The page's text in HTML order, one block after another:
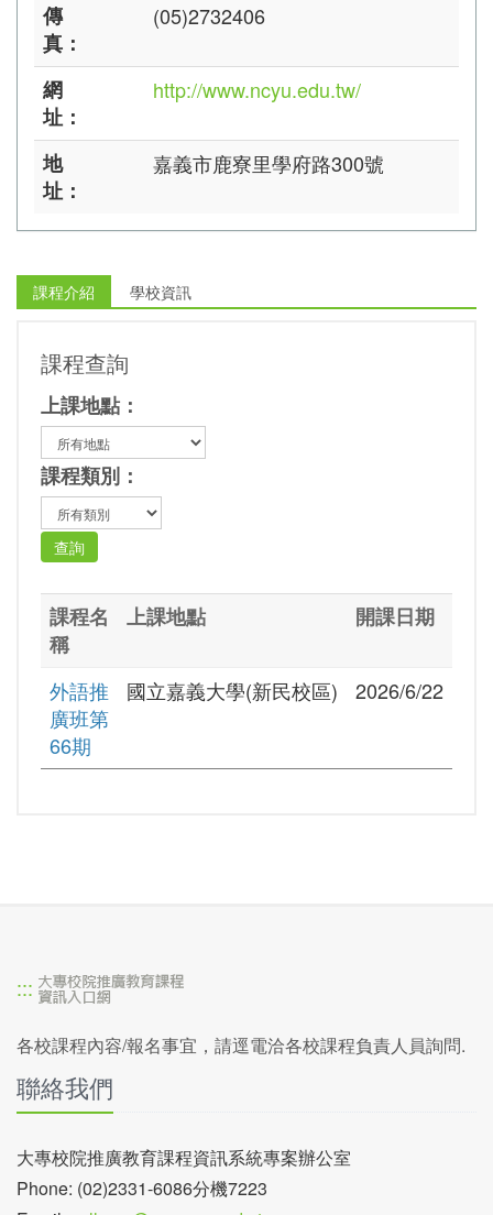
傳
真：
(05)2732406
網
址：
http://www.ncyu.edu.tw/
地
址：
嘉義市鹿寮里學府路300號
課程介紹 學校資訊
課程查詢
上課地點：
課程類別：
課程名
稱
上課地點 開課日期
外語推
廣班第
66期
國立嘉義大學(新民校區) 2026/6/22
:::
各校課程內容/報名事宜，請逕電洽各校課程負責人員詢問.
聯絡我們
大專校院推廣教育課程資訊系統專案辦公室
Phone: (02)2331-6086分機7223